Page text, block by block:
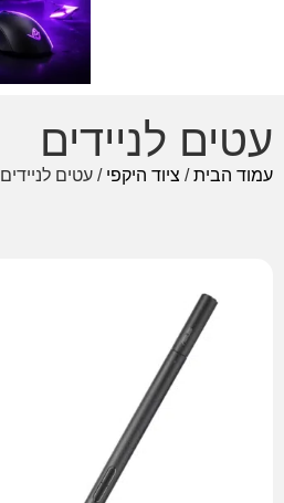
עטים לניידים
עמוד הבית/ ציוד היקפי / עטים לניידים